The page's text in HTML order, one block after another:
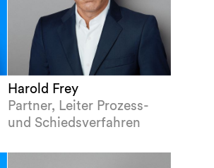
Harold Frey
Partner, Leiter Prozess-
und Schiedsverfahren